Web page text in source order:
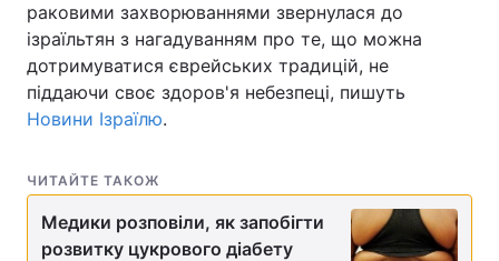
Головна Війна
Економіка Світ
Спорт Наука
раковими захворюваннями звернулася до
ізраїльтян з нагадуванням про те, що можна
дотримуватися єврейських традицій, не
піддаючи своє здоров'я небезпеці, пишуть
Новини Ізраїлю.
ЧИТАЙТЕ ТАКОЖ
Медики розповіли, як запобігти
розвитку цукрового діабету